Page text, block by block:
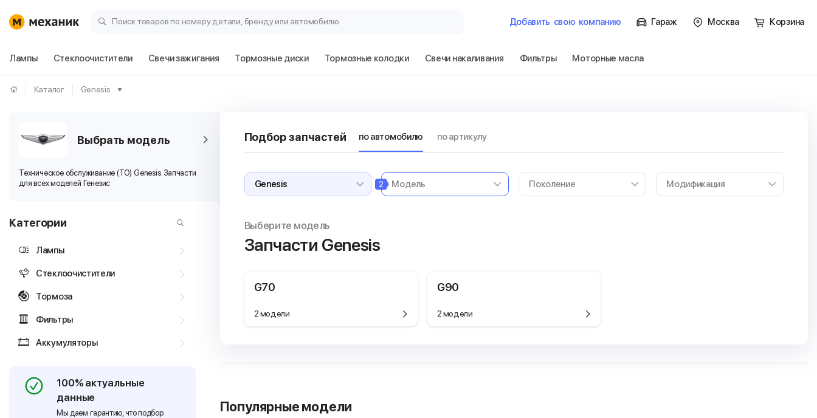
Поиск товаров по номеру детали, бренду или автомобилю Добавить свою компанию Гараж Москва Корзина
Лампы Стеклоочистители Свечи зажигания Тормозные диски Тормозные колодки Свечи накаливания Фильтры Моторные масла
Каталог Genesis
Выбрать модель
Техническое обслуживание (ТО) Genesis. Запчасти
для всех моделей Генезис
Категории
Лампы
Стеклоочистители
Тормоза
Фильтры
Аккумуляторы
100% актуальные
данные
Мы даем гарантию, что подбор
Подбор запчастей по автомобилю по артикулу
2
Выберите модель
Запчасти Genesis
G70
2 модели
G90
2 модели
Популярные модели